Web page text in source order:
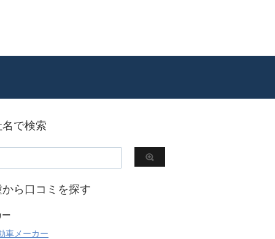
で検索
ら口コミを探す
ー
車メーカー